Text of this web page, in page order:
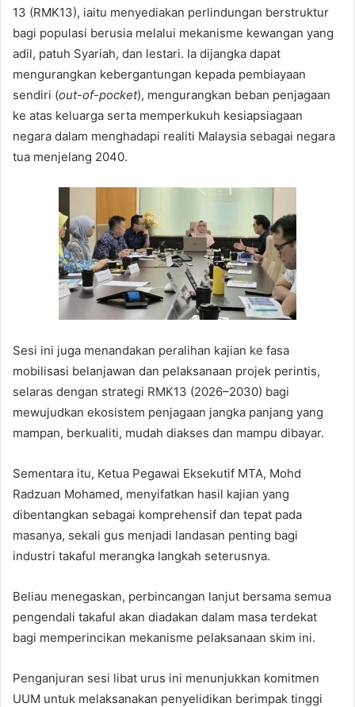
13 (RMK13), iaitu menyediakan perlindungan berstruktur
bagi populasi berusia melalui mekanisme kewangan yang
adil, patuh Syariah, dan lestari. Ia dijangka dapat
mengurangkan kebergantungan kepada pembiayaan
sendiri (out-of-pocket), mengurangkan beban penjagaan
ke atas keluarga serta memperkukuh kesiapsiagaan
negara dalam menghadapi realiti Malaysia sebagai negara
tua menjelang 2040.
Sesi ini juga menandakan peralihan kajian ke fasa
mobilisasi belanjawan dan pelaksanaan projek perintis,
selaras dengan strategi RMK13 (2026–2030) bagi
mewujudkan ekosistem penjagaan jangka panjang yang
mampan, berkualiti, mudah diakses dan mampu dibayar.
Sementara itu, Ketua Pegawai Eksekutif MTA, Mohd
Radzuan Mohamed, menyifatkan hasil kajian yang
dibentangkan sebagai komprehensif dan tepat pada
masanya, sekali gus menjadi landasan penting bagi
industri takaful merangka langkah seterusnya.
Beliau menegaskan, perbincangan lanjut bersama semua
pengendali takaful akan diadakan dalam masa terdekat
bagi memperincikan mekanisme pelaksanaan skim ini.
Penganjuran sesi libat urus ini menunjukkan komitmen
UUM untuk melaksanakan penyelidikan berimpak tinggi